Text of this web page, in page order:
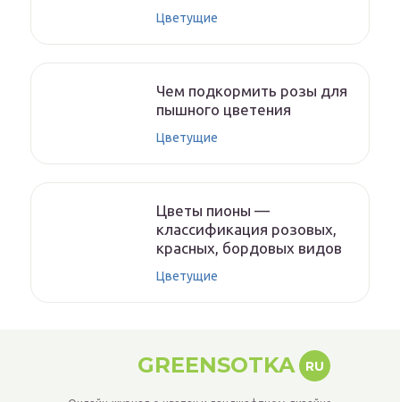
Цветущие
Чем подкормить розы для
пышного цветения
Цветущие
Цветы пионы —
классификация розовых,
красных, бордовых видов
Цветущие
GREENSOTKA RU